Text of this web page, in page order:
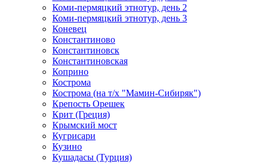
Коми-пермяцкий этнотур, день 2
Коми-пермяцкий этнотур, день 3
Коневец
Константиново
Константиновск
Константиновская
Коприно
Кострома
Кострома (на т/х "Мамин-Сибиряк")
Крепость Орешек
Крит (Греция)
Крымский мост
Кугрисари
Кузино
Кушадасы (Турция)